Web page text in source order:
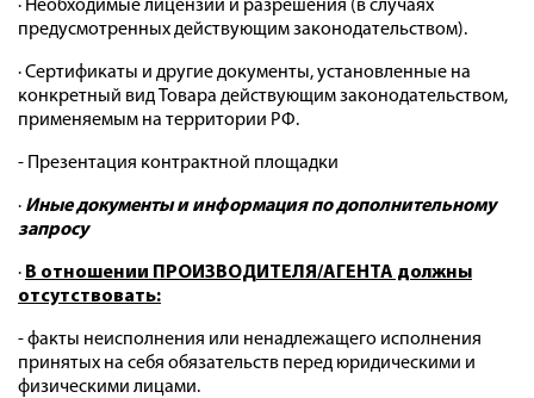
· Необходимые лицензии и разрешения (в случаях
предусмотренных действующим законодательством).
· Сертификаты и другие документы, установленные на
конкретный вид Товара действующим законодательством,
применяемым на территории РФ.
- Презентация контрактной площадки
· Иные документы и информация по дополнительному
запросу
· В отношении ПРОИЗВОДИТЕЛЯ/АГЕНТА должны
отсутствовать:
- факты неисполнения или ненадлежащего исполнения
принятых на себя обязательств перед юридическими и
физическими лицами.